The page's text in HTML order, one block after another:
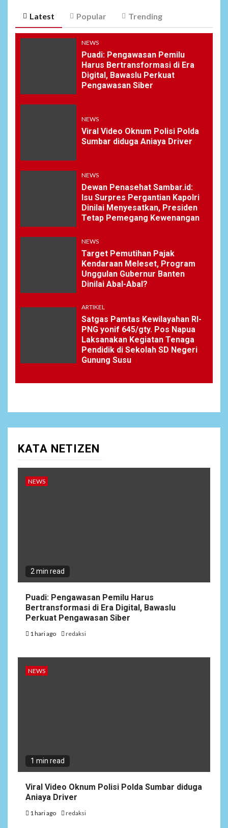
Latest Popular Trending
NEWS
Puadi: Pengawasan Pemilu
Harus Bertransformasi di Era
Digital, Bawaslu Perkuat
Pengawasan Siber
NEWS
Viral Video Oknum Polisi Polda
Sumbar diduga Aniaya Driver
NEWS
Dewan Penasehat Sambar.id:
Isu Surpres Pergantian Kapolri
Dinilai Menyesatkan, Presiden
Tetap Pemegang Kewenangan
NEWS
Target Pemutihan Pajak
Kendaraan Meleset, Program
Unggulan Gubernur Banten
Dinilai Abal-Abal?
ARTIKEL
Satgas Pamtas Kewilayahan RI-
PNG yonif 645/gty. Pos Napua
Laksanakan Kegiatan Tenaga
Pendidik di Sekolah SD Negeri
Gunung Susu
KATA NETIZEN
NEWS
2 min read
Puadi: Pengawasan Pemilu Harus
Bertransformasi di Era Digital, Bawaslu
Perkuat Pengawasan Siber
1 hari ago redaksi
NEWS
1 min read
Viral Video Oknum Polisi Polda Sumbar diduga
Aniaya Driver
1 hari ago redaksi